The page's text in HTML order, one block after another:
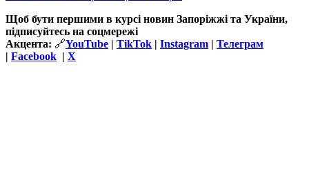
Щоб бути першими в курсі новин Запоріжжі та України,
підписуйтесь на соцмережі
Акцента: 🔗YouTube | TikTok | Instagram | Телеграм
| Facebook | Х